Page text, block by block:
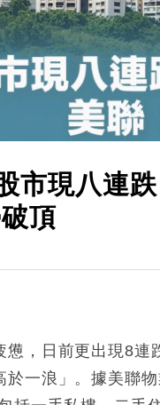
季三度入市撐日圓 4月
料美伊戰事快結束 承認
自救後再出手 斥4億
市現八連
頂
憊，日前更出現8
於一浪」。據美聯